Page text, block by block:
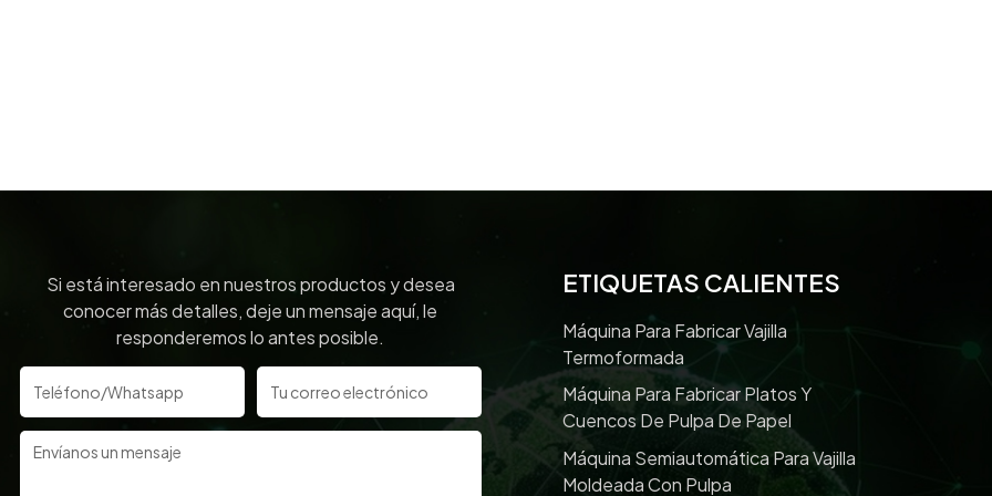
Si está interesado en nuestros productos y desea
conocer más detalles, deje un mensaje aquí, le
responderemos lo antes posible.
ETIQUETAS CALIENTES
Máquina Para Fabricar Vajilla
Termoformada
Máquina Para Fabricar Platos Y
Cuencos De Pulpa De Papel
Máquina Semiautomática Para Vajilla
Moldeada Con Pulpa